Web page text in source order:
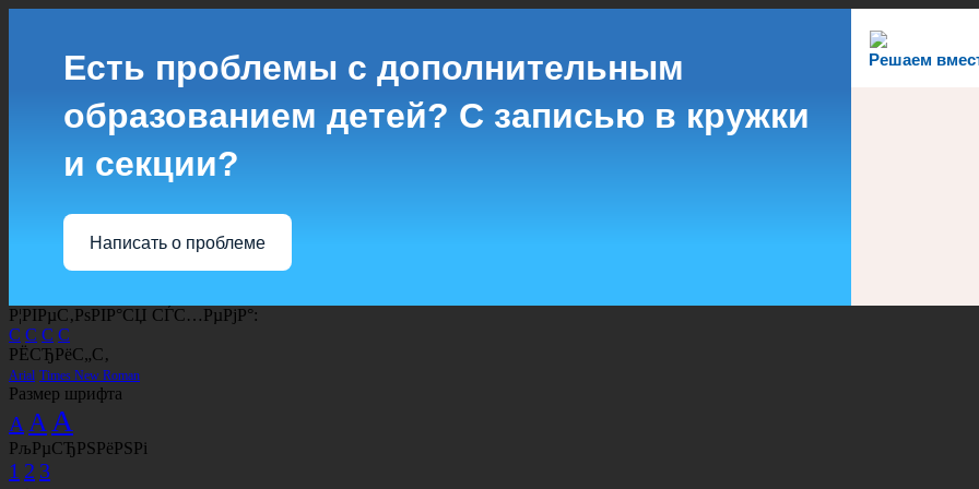
Решаем
Есть проблемы с дополнительным
образованием детей? С записью в кружки
и секции?
Написать о проблеме
Р¦РІРµС‚РѕРІР°СЏ СЃС…РµРјР°:
C C C C
РЁСЂРёС„С‚
Arial Times New Roman
Размер шрифта
A A A
РљРµСЂРЅРёРЅРі
1 2 3